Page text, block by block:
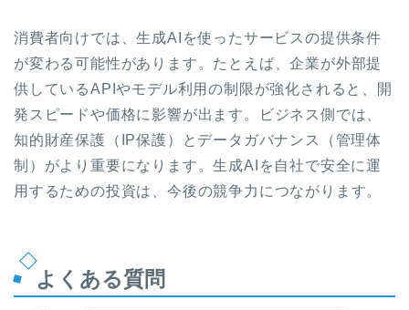
消費者向けでは、生成AIを使ったサービスの提供条件
が変わる可能性があります。たとえば、企業が外部提
供しているAPIやモデル利用の制限が強化されると、開
発スピードや価格に影響が出ます。ビジネス側では、
知的財産保護（IP保護）とデータガバナンス（管理体
制）がより重要になります。生成AIを自社で安全に運
用するための投資は、今後の競争力につながります。
よくある質問